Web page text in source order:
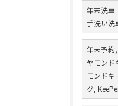
年末洗
手洗い
年末予約
ヤモンド
モンドキ
グ,